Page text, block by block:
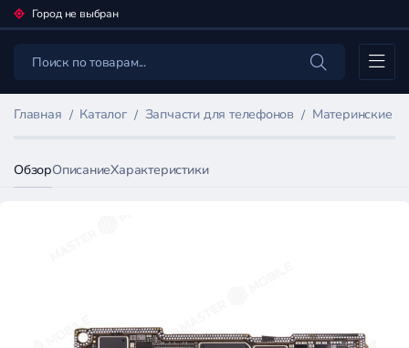
Город не выбран
Каталог
Главная Каталог Запчасти для телефонов Материнские
ОбзорОписаниеХарактеристики